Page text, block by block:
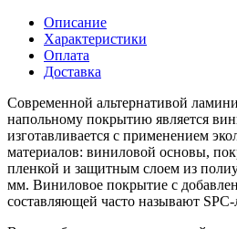
Описание
Характеристики
Оплата
Доставка
Современной альтернативой
напольному покрытию является
изготавливается с применением
материалов: виниловой основы,
пленкой и защитным слоем из
мм. Виниловое покрытие с
составляющей часто называют SPC-